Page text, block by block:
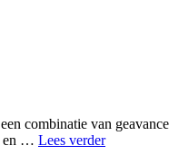
combinatie van
en … Lees verderAcer